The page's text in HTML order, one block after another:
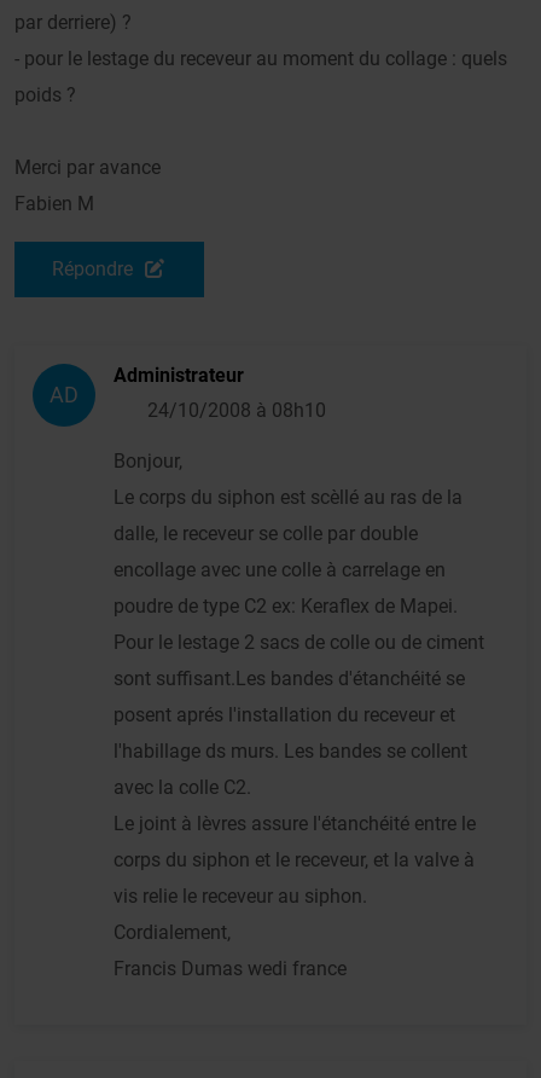
par derriere) ?
- pour le lestage du receveur au moment du collage : quels
poids ?
Merci par avance
Fabien M
Répondre
AD
Administrateur
24/10/2008 à 08h10
Bonjour,
Le corps du siphon est scèllé au ras de la
dalle, le receveur se colle par double
encollage avec une colle à carrelage en
poudre de type C2 ex: Keraflex de Mapei.
Pour le lestage 2 sacs de colle ou de ciment
sont suffisant.Les bandes d'étanchéité se
posent aprés l'installation du receveur et
l'habillage ds murs. Les bandes se collent
avec la colle C2.
Le joint à lèvres assure l'étanchéité entre le
corps du siphon et le receveur, et la valve à
vis relie le receveur au siphon.
Cordialement,
Francis Dumas wedi france